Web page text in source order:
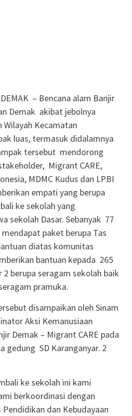
DEMAK – Bencana alam Banjir
Demak akibat jebolnya
Kecamatan
luas, termasuk didalamnya
tersebut mendorong
Migrant CARE,
MDMC Kudus dan LPBI
empati yang berupa
ke sekolah yang
sekolah Dasar. Sebanyak 77
paket berupa Tas
diatas komunitas
bantuan kepada 265
2 berupa seragam sekolah baik
pramuka.
disampaikan oleh Sinam
Aksi Kemanusiaan
Demak – Migrant CARE pada
gedung SD Karanganyar. 2
ke sekolah ini kami
berkoordinasi dengan
Pendidikan dan Kebudayaan